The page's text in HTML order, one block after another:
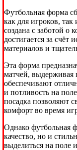
Футбольная форма
как для игроков,
создана с заботой о
достигается за счёт
материалов и
Эта форма
матчей, выдерживая
обеспечивают
и потливость на
посадка позволяют
комфорт во время
Однако футбольная
качество, но и
выделиться на поле